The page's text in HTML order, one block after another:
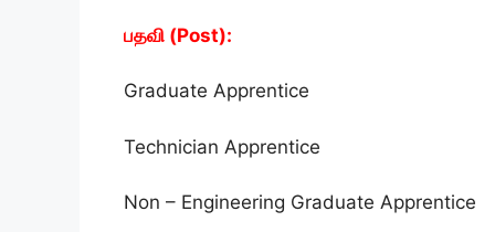
பதவி (Post):
Graduate Apprentice
Technician Apprentice
Non – Engineering Graduate Apprentice